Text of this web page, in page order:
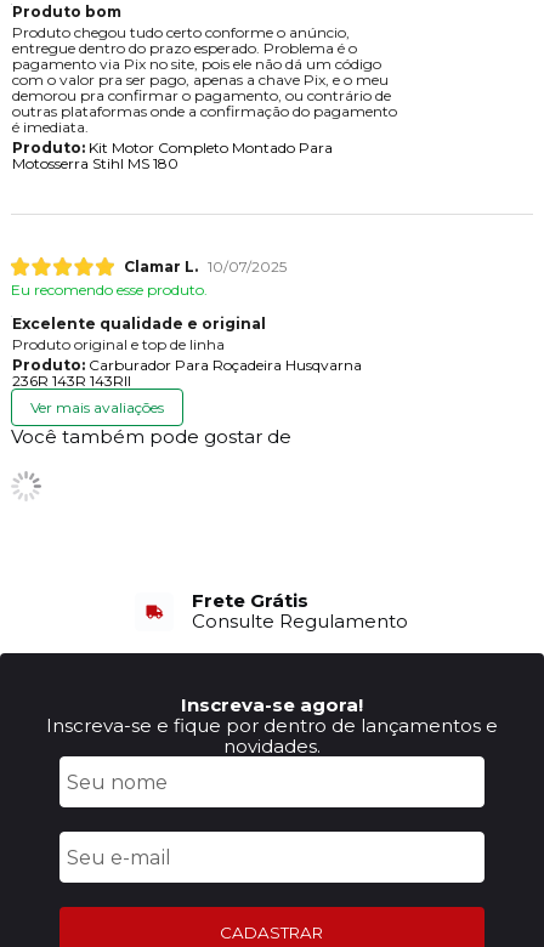
Produto bom
Produto chegou tudo certo conforme o anúncio,
entregue dentro do prazo esperado. Problema é o
pagamento via Pix no site, pois ele não dá um código
com o valor pra ser pago, apenas a chave Pix, e o meu
demorou pra confirmar o pagamento, ou contrário de
outras plataformas onde a confirmação do pagamento
é imediata.
Produto:Kit Motor Completo Montado Para
Motosserra Stihl MS 180
Clamar L. 10/07/2025
Eu recomendo esse produto.
Excelente qualidade e original
Produto original e top de linha
Produto:Carburador Para Roçadeira Husqvarna
236R 143R 143RII
Ver mais avaliações
Você também pode gostar de
6X Sem Juros
no Cartão de Crédito
Atendimento
Suporte via WhatsApp
Inscreva-se agora!
Inscreva-se e fique por dentro de lançamentos e
novidades.
CADASTRAR